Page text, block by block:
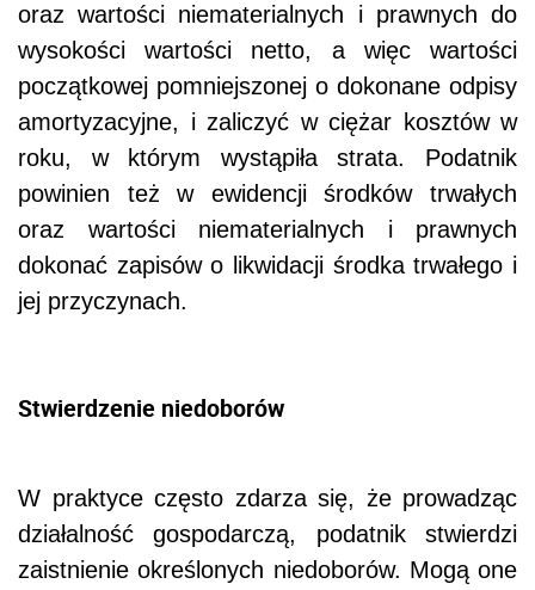
oraz wartości niematerialnych i prawnych do
wysokości wartości netto, a więc wartości
początkowej pomniejszonej o dokonane odpisy
amortyzacyjne, i zaliczyć w ciężar kosztów w
roku, w którym wystąpiła strata. Podatnik
powinien też w ewidencji środków trwałych
oraz wartości niematerialnych i prawnych
dokonać zapisów o likwidacji środka trwałego i
jej przyczynach.
Stwierdzenie niedoborów
W praktyce często zdarza się, że prowadząc
działalność gospodarczą, podatnik stwierdzi
zaistnienie określonych niedoborów. Mogą one